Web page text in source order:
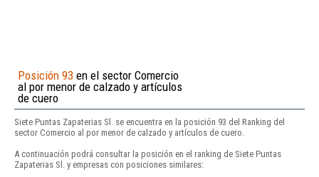
Posición 93 en el sector Comercio
al por menor de calzado y artículos
de cuero
Siete Puntas Zapaterias Sl. se encuentra en la posición 93 del Ranking del
sector Comercio al por menor de calzado y artículos de cuero.
A continuación podrá consultar la posición en el ranking de Siete Puntas
Zapaterias Sl. y empresas con posiciones similares: